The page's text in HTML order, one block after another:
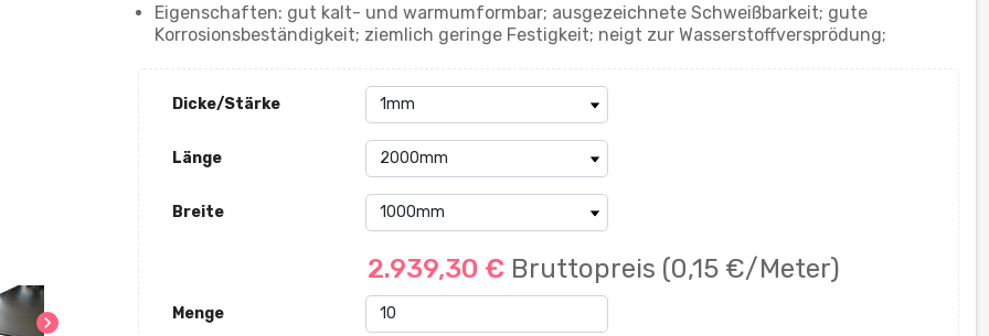
chevron_right
Eigenschaften: gut kalt- und warmumformbar; ausgezeichnete Schweißbarkeit; gute
Korrosionsbeständigkeit; ziemlich geringe Festigkeit; neigt zur Wasserstoffversprödung;
Dicke/Stärke
Länge
Breite
2.939,30 € Bruttopreis (0,15 €/Meter)
Menge